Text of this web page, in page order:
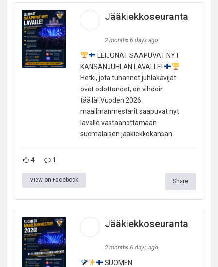
Jääkiekkoseuranta
2 months 6 days ago
LEIJONAT SAAPUVAT NYT
KANSANJUHLAN LAVALLE!
Hetki, jota tuhannet juhlakävijät
ovat odottaneet, on vihdoin
täällä! Vuoden 2026
maailmanmestarit saapuvat nyt
lavalle vastaanottamaan
suomalaisen jääkiekkokansan
4 1
View on Facebook Share
Jääkiekkoseuranta
2 months 6 days ago
SUOMEN